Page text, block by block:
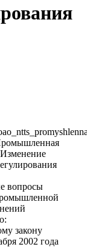
вопросы
закону
2002 года